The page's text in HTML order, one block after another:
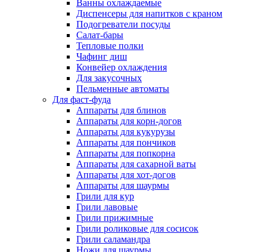
Ванны охлаждаемые
Диспенсеры для напитков с краном
Подогреватели посуды
Салат-бары
Тепловые полки
Чафинг диш
Конвейер охлаждения
Для закусочных
Пельменные автоматы
Для фаст-фуда
Аппараты для блинов
Аппараты для корн-догов
Аппараты для кукурузы
Аппараты для пончиков
Аппараты для попкорна
Аппараты для сахарной ваты
Аппараты для хот-догов
Аппараты для шаурмы
Грили для кур
Грили лавовые
Грили прижимные
Грили роликовые для сосисок
Грили саламандра
Ножи для шаурмы